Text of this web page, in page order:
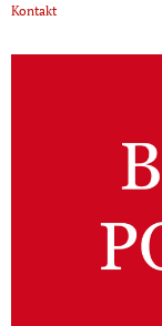
Kontakt